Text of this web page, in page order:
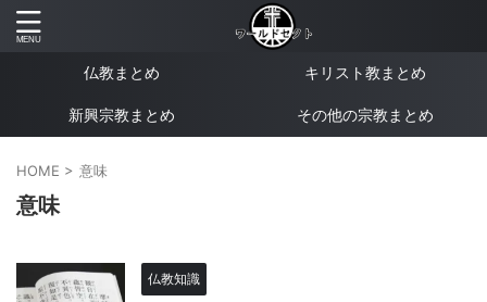
仏教まとめ キリスト教まとめ
新興宗教まとめ その他の宗教まとめ
HOME > 意味
意味
仏教知識